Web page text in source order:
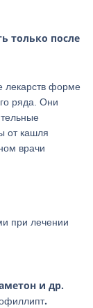
только после
лекарств форме
ряда. Они
от кашля
врачи
при лечении
и др.
.